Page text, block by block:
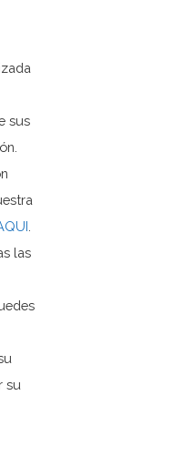
sus
las
su